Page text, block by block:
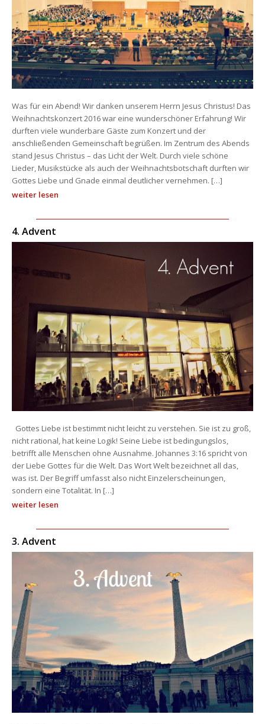
Was für ein Abend! Wir danken unserem Herrn Jesus Christus! Das
Weihnachtskonzert 2016 war eine wunderschöner Erfahrung! Wir
durften viele wunderbare Gäste zum Konzert und der
anschließenden Gemeinschaft begrüßen. Im Zentrum des Abends
tand Jesus Christus – das Licht der Welt. Durch viele schöne
Lieder, Musikstücke als auch der Weihnachtsbotschaft durften wir
Gottes Liebe und Gnade einmal deutlicher vernehmen. […]
weiter lesen
4. Advent
Gottes Liebe ist bestimmt nicht leicht zu verstehen. Sie ist zu groß,
nicht rational, hat keine Logik! Seine Liebe ist bedingungslos,
betrifft alle Menschen ohne Ausnahme. Johannes 3:16 spricht von
der Liebe Gottes für die Welt. Das Wort Welt bezeichnet all das,
was ist. Der Begriff umfasst also nicht Einzelerscheinungen,
ondern eine Totalität. In […]
weiter lesen
3. Advent